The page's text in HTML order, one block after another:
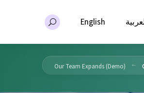
English
Our Team Expands (Demo)